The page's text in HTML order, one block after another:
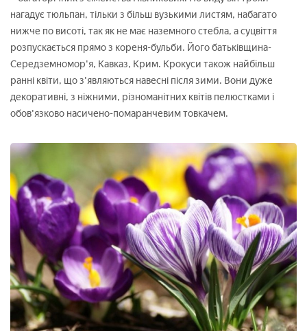
нагадує тюльпан, тільки з більш вузькими листям, набагато
нижче по висоті, так як не має наземного стебла, а суцвіття
розпускається прямо з кореня-бульби. Його батьківщина-
Середземномор'я, Кавказ, Крим. Крокуси також найбільш
ранні квіти, що з'являються навесні після зими. Вони дуже
декоративні, з ніжними, різноманітних квітів пелюстками і
обов'язково насичено-помаранчевим товкачем.